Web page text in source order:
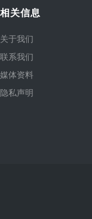
相关信息
关于我们
联系我们
媒体资料
隐私声明